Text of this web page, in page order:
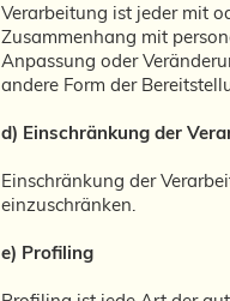
Verarbeitung ist jeder mit
Zusammenhang mit
Anpassung oder
andere Form der
d) Einschränkung der
Einschränkung der
einzuschränken.
e) Profiling